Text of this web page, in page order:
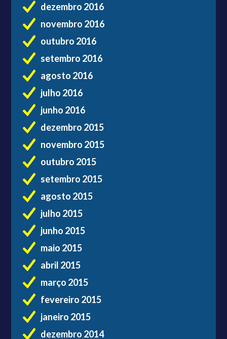
dezembro 2016
novembro 2016
outubro 2016
setembro 2016
agosto 2016
julho 2016
junho 2016
dezembro 2015
novembro 2015
outubro 2015
setembro 2015
agosto 2015
julho 2015
junho 2015
maio 2015
abril 2015
março 2015
fevereiro 2015
janeiro 2015
dezembro 2014